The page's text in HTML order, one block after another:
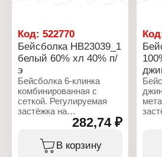
пластиковая
Сезон: лето
Код: 522770
Бейсболка НB23039_1
белый 60% хл 40% п/
э
Бейсболка 6-клинка
комбинированная с
сеткой. Регулируемая
застёжка на
пластиковую застежку с
регулятором размера.
Характеристики:
282,74 ₽
В корзину